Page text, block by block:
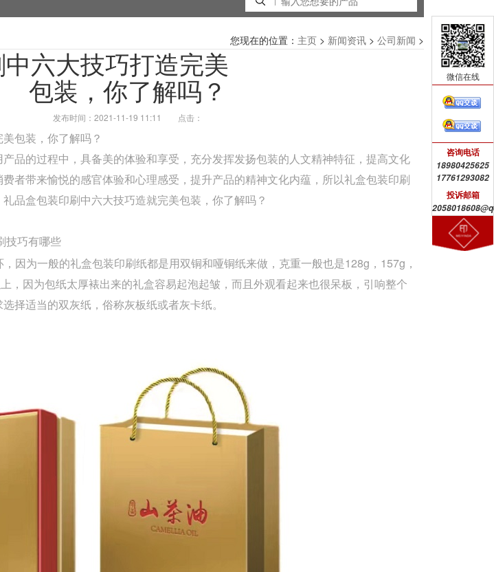
您现在的位置： 主页 > 新闻资讯 > 公司新闻 >
六大技巧打造完美
包装，你了解吗？
发布时间：2021-11-19 11:11 点击：
包装，你了解吗？
品的过程中，具备美的体验和享受，充分发挥发扬包装的人文精神特征，提高文化
者带来愉悦的感官体验和心理感受，提升产品的精神文化内蕴，所以礼盒包装印刷
品盒包装印刷中六大技巧造就完美包装，你了解吗？
技巧有哪些
因为一般的礼盒包装印刷纸都是用双铜和哑铜纸来做，克重一般也是128g，157g，
，因为包纸太厚裱出来的礼盒容易起泡起皱，而且外观看起来也很呆板，引响整个
择适当的双灰纸，俗称灰板纸或者灰卡纸。
微信在线
咨询电话
18980425625
17761293082
投诉邮箱